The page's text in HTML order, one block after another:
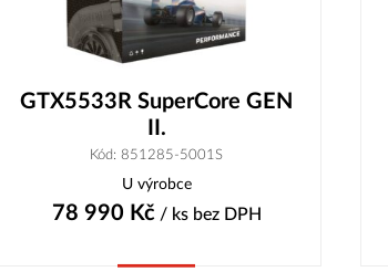
GTX5533R SuperCore GEN
II.
Kód: 851285-5001S
U výrobce
78 990 Kč/ ks bez DPH